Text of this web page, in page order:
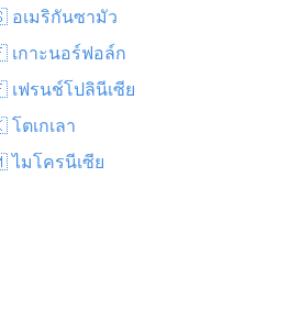
เมริกันซามัว
กาะนอร์ฟอล์ก
ฟรนช์โปลินีเซีย
ตเกเลา
มโครนีเซีย